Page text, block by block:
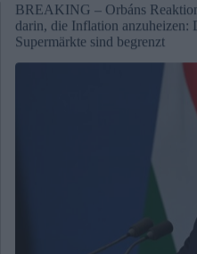
BREAKING – Orbáns
darin, die Inflation anzuheizen:
Supermärkte sind begrenzt